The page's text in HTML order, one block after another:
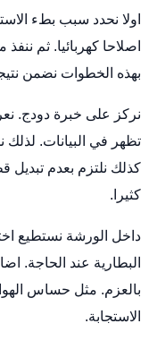
اولا نحدد سبب بطء
اصلاحا كهربائيا. ثم
بهذه الخطوات نضمن
نركز على خبرة دودج.
تظهر في البيانات.
كذلك نلتزم بعدم تبديل
كثيرا.
داخل الورشة نستطيع
البطارية عند
بالعزم. مثل حساس
الاستجابة.